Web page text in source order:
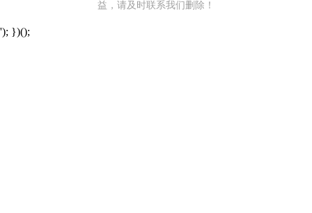
益，请及时联系我们删除！
'); })();